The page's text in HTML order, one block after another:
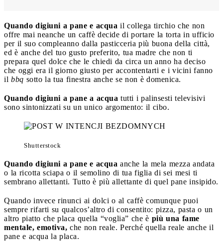
Quando digiuni a pane e acqua il collega tirchio che non
offre mai neanche un caffè decide di portare la torta in ufficio
per il suo compleanno dalla pasticceria più buona della città,
ed è anche del tuo gusto preferito, tua madre che non ti
prepara quel dolce che le chiedi da circa un anno ha deciso
che oggi era il giorno giusto per accontentarti e i vicini fanno
il bbq sotto la tua finestra anche se non è domenica.
Quando digiuni a pane a acqua tutti i palinsesti televisivi
sono sintonizzati su un unico argomento: il cibo.
Shutterstock
Quando digiuni a pane e acqua anche la mela mezza andata
o la ricotta sciapa o il semolino di tua figlia di sei mesi ti
sembrano allettanti. Tutto è più allettante di quel pane insipido.
Quando invece rinunci ai dolci o al caffè comunque puoi
sempre rifarti su qualcos’altro di consentito: pizza, pasta o un
altro piatto che placa quella “voglia” che è più una fame
mentale, emotiva, che non reale. Perché quella reale anche il
pane e acqua la placa.